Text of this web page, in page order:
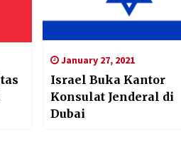
January 27, 2021
Israel Buka Kantor
Konsulat Jenderal di
Dubai